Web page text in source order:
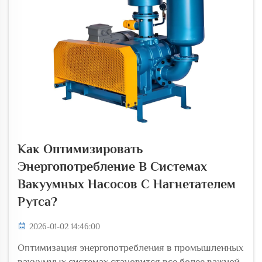
Как Оптимизировать
Энергопотребление В Системах
Вакуумных Насосов С Нагнетателем
Рутса?
2026-01-02 14:46:00
Оптимизация энергопотребления в промышленных